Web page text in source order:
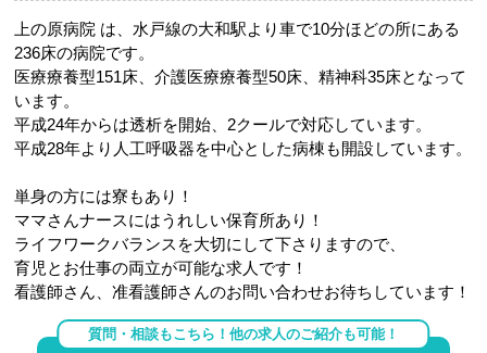
上の原病院 は、水戸線の大和駅より車で10分ほどの所にある
236床の病院です。
医療療養型151床、介護医療療養型50床、精神科35床となって
います。
平成24年からは透析を開始、2クールで対応しています。
平成28年より人工呼吸器を中心とした病棟も開設しています。
単身の方には寮もあり！
ママさんナースにはうれしい保育所あり！
ライフワークバランスを大切にして下さりますので、
育児とお仕事の両立が可能な求人です！
看護師さん、准看護師さんのお問い合わせお待ちしています！
質問・相談もこちら！他の求人のご紹介も可能！